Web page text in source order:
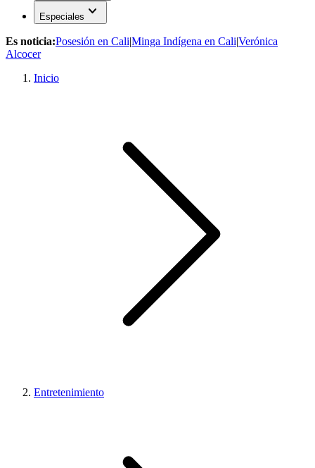
Especiales expand_more
Es noticia:Posesión en Cali|Minga Indígena en Cali|Verónica
Alcocer
Inicio
Entretenimiento